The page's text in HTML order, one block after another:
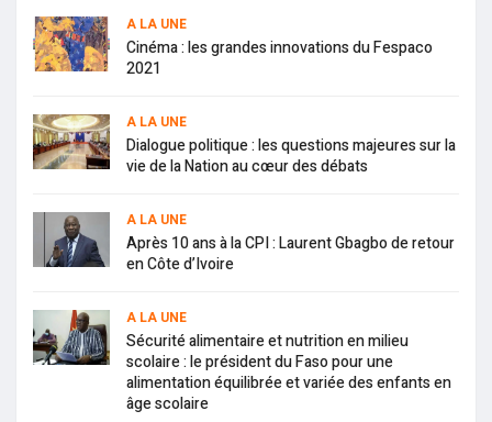
A LA UNE
Cinéma : les grandes innovations du Fespaco
2021
A LA UNE
Dialogue politique : les questions majeures sur la
vie de la Nation au cœur des débats
A LA UNE
Après 10 ans à la CPI : Laurent Gbagbo de retour
en Côte d’Ivoire
A LA UNE
Sécurité alimentaire et nutrition en milieu
scolaire : le président du Faso pour une
alimentation équilibrée et variée des enfants en
âge scolaire